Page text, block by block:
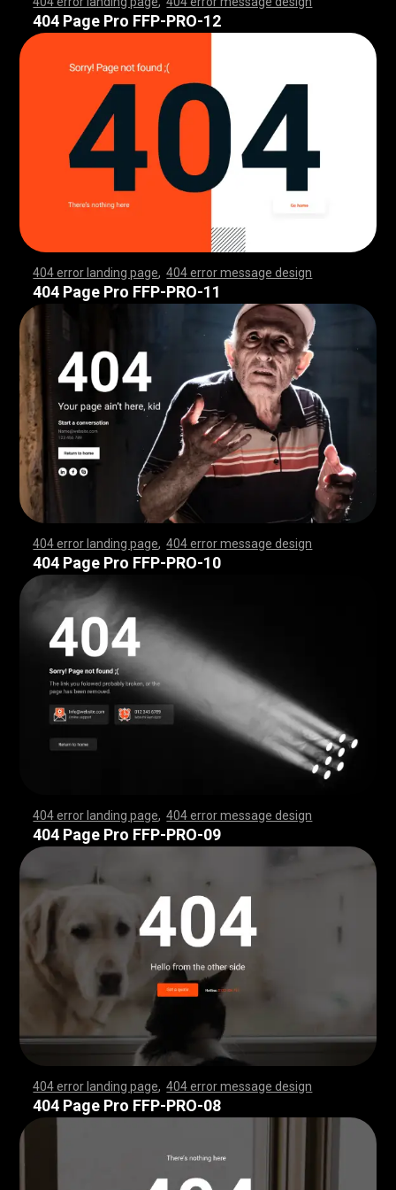
,,,,,,,,,,,,,,,,,,,,,,,, ,,,,,,,,,,,,,,,,,,,,,,,,,,,,
,,,,,,,,,,,,,,,,,,,,,,,, ,,,,,,,,,,,,,,,,,,,,,,,,,,,,
,,,,,,,,,,,,,,,,,,,,,,,, ,,,,,,,,,,,,,,,,,,,,,,,,,,,,
,,,,,,,,,,,,,,,,,,,,,,,, ,,,,,,,,,,,,,,,,,,,,,,,,,,,,
,,,,,,,,,,,,,,,,,,,,,,,, ,,,,,,,,,,,,,,,,,,,,,,,,,,,,
,,,,,,,,,,,,,,,,,,,,,,,, ,,,,,,,,,,,,,,,,,,,,,,,,,,,,
,,,,,,,,,,,,,,,,,,,,,,,, ,,,,,,,,,,,,,,,,,,,,,,,,,,,,
,,,,,,,,,,,,,,,,,,,,,,,, ,,,,,,,,,,,,,,,,,,,,,,,,,,,,
404 Page Pro FFP-PRO-12
404 error landing page ,404 error message design
,,,,,,,,,,,,,,,,,,,,,,,, ,,,,,,,,,,,,,,,,,,,,,,,,,,,,
,,,,,,,,,,,,,,,,,,,,,,,, ,,,,,,,,,,,,,,,,,,,,,,,,,,,,
,,,,,,,,,,,,,,,,,,,,,,,, ,,,,,,,,,,,,,,,,,,,,,,,,,,,,
,,,,,,,,,,,,,,,,,,,,,,,, ,,,,,,,,,,,,,,,,,,,,,,,,,,,,
,,,,,,,,,,,,,,,,,,,,,,,, ,,,,,,,,,,,,,,,,,,,,,,,,,,,,
,,,,,,,,,,,,,,,,,,,,,,,, ,,,,,,,,,,,,,,,,,,,,,,,,,,,,
,,,,,,,,,,,,,,,,,,,,,,,, ,,,,,,,,,,,,,,,,,,,,,,,,,,,,
,,,,,,,,,,,,,,,,,,,,,,,, ,,,,,,,,,,,,,,,,,,,,,,,,,,,,
404 Page Pro FFP-PRO-11
404 error landing page ,404 error message design
,,,,,,,,,,,,,,,,,,,,,,,, ,,,,,,,,,,,,,,,,,,,,,,,,,,,,
,,,,,,,,,,,,,,,,,,,,,,,, ,,,,,,,,,,,,,,,,,,,,,,,,,,,,
,,,,,,,,,,,,,,,,,,,,,,,, ,,,,,,,,,,,,,,,,,,,,,,,,,,,,
,,,,,,,,,,,,,,,,,,,,,,,, ,,,,,,,,,,,,,,,,,,,,,,,,,,,,
,,,,,,,,,,,,,,,,,,,,,,,, ,,,,,,,,,,,,,,,,,,,,,,,,,,,,
,,,,,,,,,,,,,,,,,,,,,,,, ,,,,,,,,,,,,,,,,,,,,,,,,,,,,
,,,,,,,,,,,,,,,,,,,,,,,, ,,,,,,,,,,,,,,,,,,,,,,,,,,,,
,,,,,,,,,,,,,,,,,,,,,,,, ,,,,,,,,,,,,,,,,,,,,,,,,,,,,
404 Page Pro FFP-PRO-10
404 error landing page ,404 error message design
,,,,,,,,,,,,,,,,,,,,,,,, ,,,,,,,,,,,,,,,,,,,,,,,,,,,,
,,,,,,,,,,,,,,,,,,,,,,,, ,,,,,,,,,,,,,,,,,,,,,,,,,,,,
,,,,,,,,,,,,,,,,,,,,,,,, ,,,,,,,,,,,,,,,,,,,,,,,,,,,,
,,,,,,,,,,,,,,,,,,,,,,,, ,,,,,,,,,,,,,,,,,,,,,,,,,,,,
,,,,,,,,,,,,,,,,,,,,,,,, ,,,,,,,,,,,,,,,,,,,,,,,,,,,,
,,,,,,,,,,,,,,,,,,,,,,,, ,,,,,,,,,,,,,,,,,,,,,,,,,,,,
,,,,,,,,,,,,,,,,,,,,,,,, ,,,,,,,,,,,,,,,,,,,,,,,,,,,,
,,,,,,,,,,,,,,,,,,,,,,,, ,,,,,,,,,,,,,,,,,,,,,,,,,,,,
404 Page Pro FFP-PRO-09
404 error landing page ,404 error message design
,,,,,,,,,,,,,,,,,,,,,,,, ,,,,,,,,,,,,,,,,,,,,,,,,,,,,
,,,,,,,,,,,,,,,,,,,,,,,, ,,,,,,,,,,,,,,,,,,,,,,,,,,,,
,,,,,,,,,,,,,,,,,,,,,,,, ,,,,,,,,,,,,,,,,,,,,,,,,,,,,
,,,,,,,,,,,,,,,,,,,,,,,, ,,,,,,,,,,,,,,,,,,,,,,,,,,,,
,,,,,,,,,,,,,,,,,,,,,,,, ,,,,,,,,,,,,,,,,,,,,,,,,,,,,
,,,,,,,,,,,,,,,,,,,,,,,, ,,,,,,,,,,,,,,,,,,,,,,,,,,,,
,,,,,,,,,,,,,,,,,,,,,,,, ,,,,,,,,,,,,,,,,,,,,,,,,,,,,
,,,,,,,,,,,,,,,,,,,,,,,, ,,,,,,,,,,,,,,,,,,,,,,,,,,,,
404 Page Pro FFP-PRO-08